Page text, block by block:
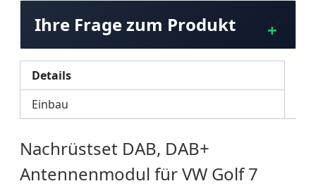
Ihre Frage zum Produkt
Details
Einbau
Nachrüstset DAB, DAB+
Antennenmodul für VW Golf 7